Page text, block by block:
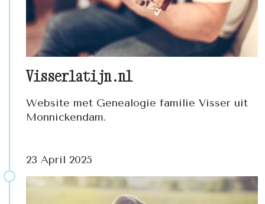
Visserlatijn.nl
Website met Genealogie familie Visser uit
Monnickendam.
23 April 2025